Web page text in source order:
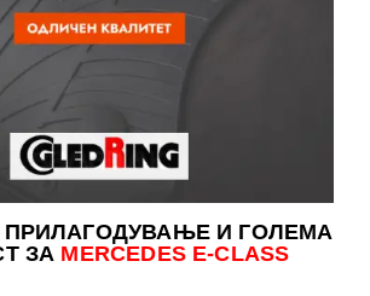
И ГОЛЕМА
ЗА MERCEDES E-CLASS